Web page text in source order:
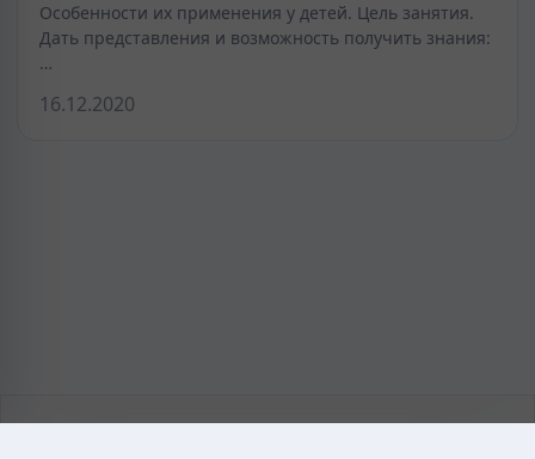
Особенности их применения у детей. Цель занятия.
Дать представления и возможность получить знания:
…
16.12.2020
KAZMEDIC.ORG